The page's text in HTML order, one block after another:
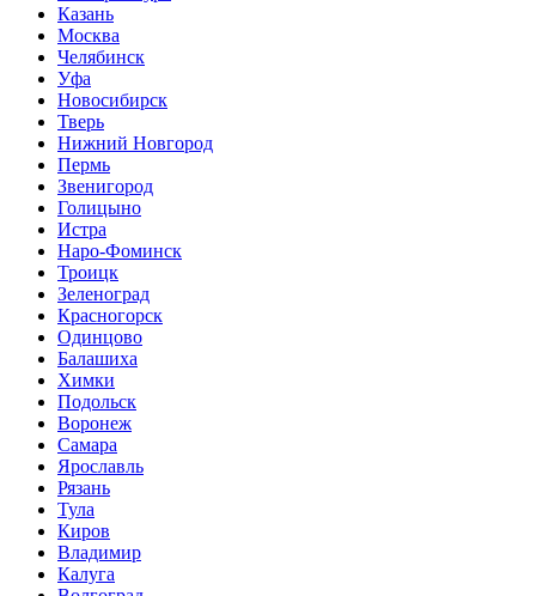
Казань
Москва
Челябинск
Уфа
Новосибирск
Тверь
Нижний Новгород
Пермь
Звенигород
Голицыно
Истра
Наро-Фоминск
Троицк
Зеленоград
Красногорск
Одинцово
Балашиха
Химки
Подольск
Воронеж
Самара
Ярославль
Рязань
Тула
Киров
Владимир
Калуга